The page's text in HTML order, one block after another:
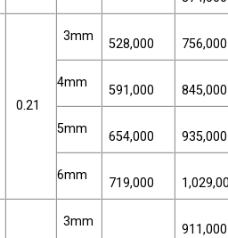
0.21
3mm
528,000 756,000
4mm
591,000 845,000
5mm
654,000 935,000
6mm
719,000
3mm
911,000